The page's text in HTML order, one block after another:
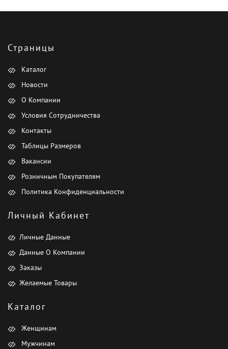
Страницы
Каталог
Новости
О Компании
Условия Сотрудничества
Контакты
Таблицы Размеров
Вакансии
Розничным Покупателям
Политика Конфиденциальности
Личный Кабинет
Личные Данные
Данные О Компании
Заказы
Желаемые Товары
Каталог
Женщинам
Мужчинам